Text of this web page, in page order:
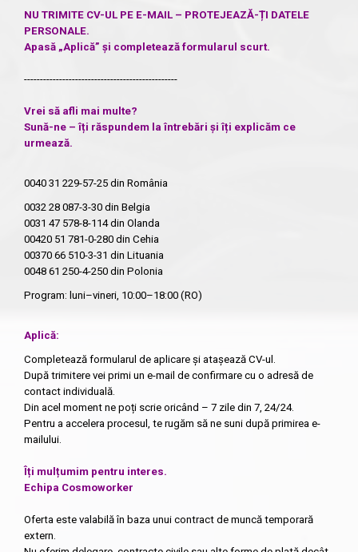
NU TRIMITE CV-UL PE E-MAIL – PROTEJEAZĂ-ȚI DATELE
PERSONALE.
Apasă „Aplică” și completează formularul scurt.
------------------------------------------------
Vrei să afli mai multe?
Sună-ne – îți răspundem la întrebări și îți explicăm ce
urmează.
0040 31 229-57-25 din România
0032 28 087-3-30 din Belgia
0031 47 578-8-114din Olanda
00420 51 781-0-280 din Cehia
00370 66 510-3-31 din Lituania
0048 61 250-4-250 din Polonia
Program: luni–vineri, 10:00–18:00 (RO)
Aplică:
Completează formularul de aplicare și atașează CV-ul.
După trimitere vei primi un e-mail de confirmare cu o adresă de
contact individuală.
Din acel moment ne poți scrie oricând – 7 zile din 7, 24/24.
Pentru a accelera procesul, te rugăm să ne suni după primirea e-
mailului.
Îți mulțumim pentru interes.
Echipa Cosmoworker
Oferta este valabilă în baza unui contract de muncă temporară
extern.